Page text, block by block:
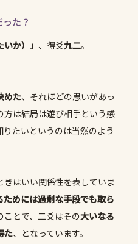
た？
か）」 、得爻九二。
めた、それほどの思いがあっ
は結局は遊び相手という感
たいというのは当然のよう
はいい関係性を表していま
ためには過剰な手段でも取ら
ことで、二爻はその大いなる
た、となっています。